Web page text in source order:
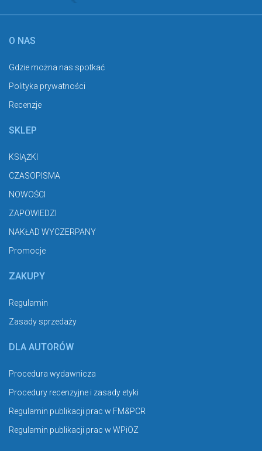
O NAS
Gdzie można nas spotkać
Polityka prywatności
Recenzje
SKLEP
KSIĄŻKI
CZASOPISMA
NOWOŚCI
ZAPOWIEDZI
NAKŁAD WYCZERPANY
Promocje
ZAKUPY
Regulamin
Zasady sprzedaży
DLA AUTORÓW
Procedura wydawnicza
Procedury recenzyjne i zasady etyki
Regulamin publikacji prac w FM&PCR
Regulamin publikacji prac w WPiOZ